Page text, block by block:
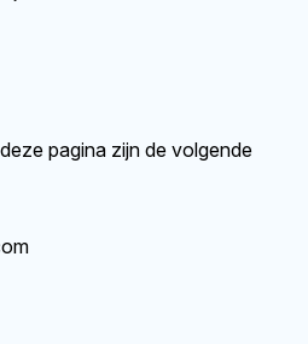
pagina zijn de volgende